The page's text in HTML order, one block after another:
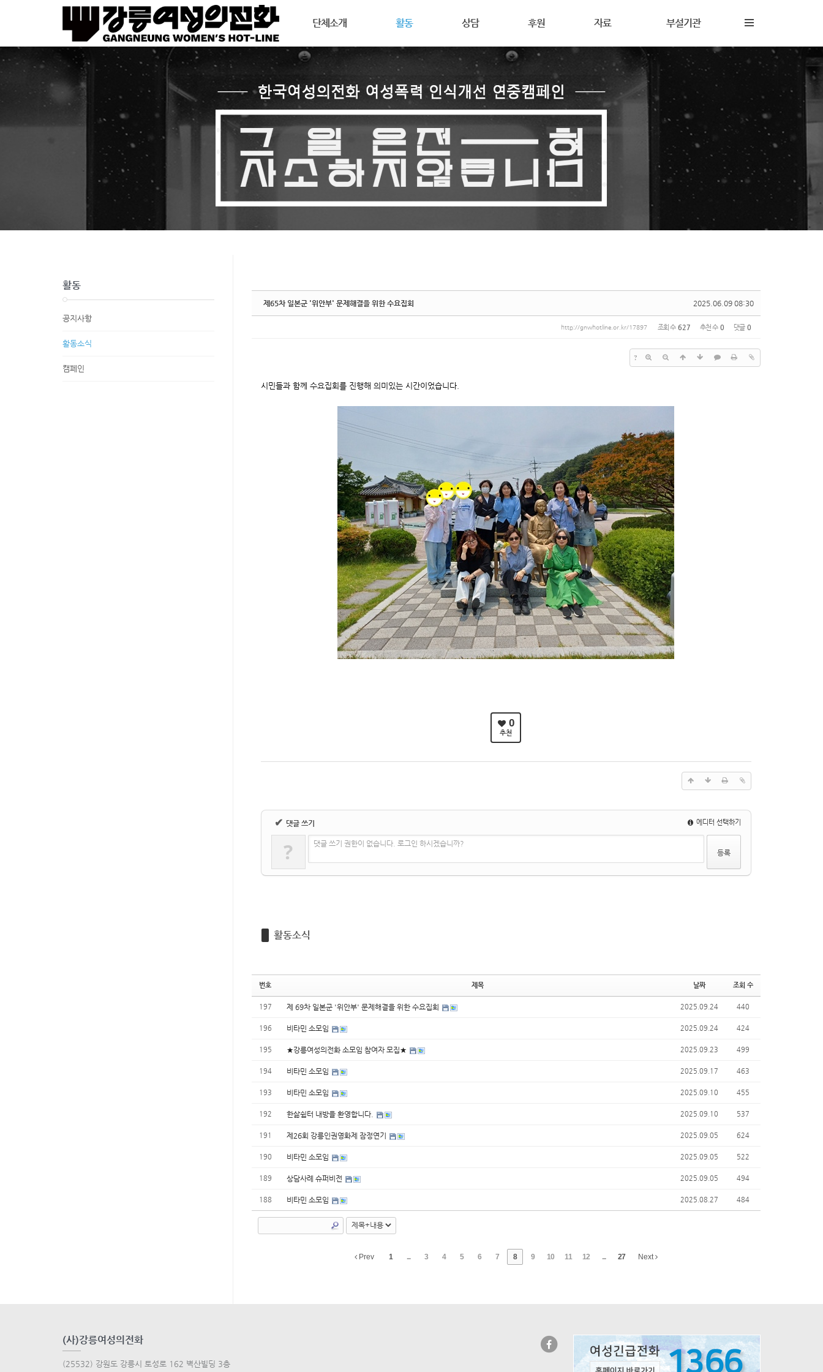
단체소개
강릉여성의전화는
목표
조직도
오시는길
활동
캠페인
상담
상담안내
여성주의상담이란
온라인 상담
후원
후원안내
회원활동
자원활동
자료
재정보고
갤러리
부설기관
해솔상담소
2025.06.09 08:30
제65차 일본군 '위안부' 문제해결을 위한 수요집회
http://gnwhotline.or.kr/17897 조회 수 627 추천 수 0 댓글 0
?
시민들과 함께 수요집회를 진행해 의미있는 시간이었습니다.
0
추천
✔ 댓글 쓰기 에디터 선택하기
? 댓글 쓰기 권한이 없습니다. 로그인 하시겠습니까?
활동소식
번호 제목 날짜 조회 수
197 제 69차 일본군 '위안부' 문제해결을 위한 수요집회 2025.09.24 440
196 비타민 소모임 2025.09.24 424
195 ★강릉여성의전화 소모임 참여자 모집★ 2025.09.23 499
194 비타민 소모임 2025.09.17 463
193 비타민 소모임 2025.09.10 455
192 한삶쉼터 내방을 환영합니다. 2025.09.10 537
191 제26회 강릉인권영화제 잠정연기 2025.09.05 624
190 비타민 소모임 2025.09.05 522
189 상담사례 슈퍼비전 2025.09.05 494
188 비타민 소모임 2025.08.27 484
Prev 1 ... 3 4 5 6 7 8 9 10 11 12 ... 27 Next
활동
공지사항
활동소식
캠페인
(사)강릉여성의전화
(25532) 강원도 강릉시 토성로 162 벽산빌딩 3층